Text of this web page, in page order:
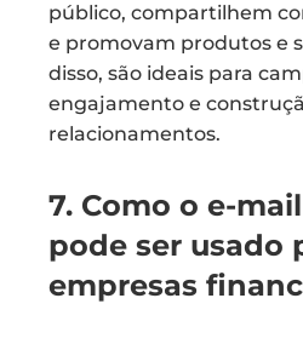
público, compartilhem
e promovam produtos e
disso, são ideais para
engajamento e
relacionamentos.
7. Como o e-
pode ser usado
empresas